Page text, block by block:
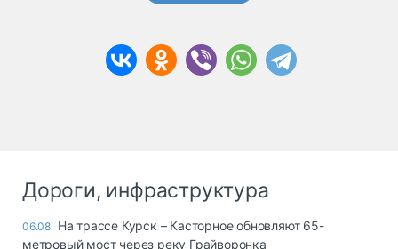
Дороги, инфраструктура
06.08 На трассе Курск – Касторное обновляют 65-
метровый мост через реку Грайворонка